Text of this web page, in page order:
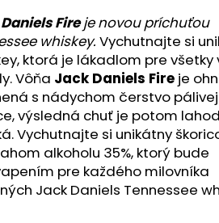
Fire je novou príchuťou
whiskey. Vychutnajte si
ktorá je lákadlom pre všetky
Vôňa Jack Daniels Fire je
s nádychom čerstvo pálivej
výsledná chuť je potom
Vychutnajte si unikátny
alkoholu 35%, ktorý bude
pre každého milovníka
Jack Daniels Tennessee
0.70L 40%